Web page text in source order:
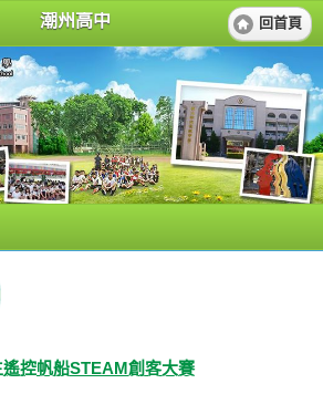
潮州高中 回首頁
控帆船STEAM創客大賽